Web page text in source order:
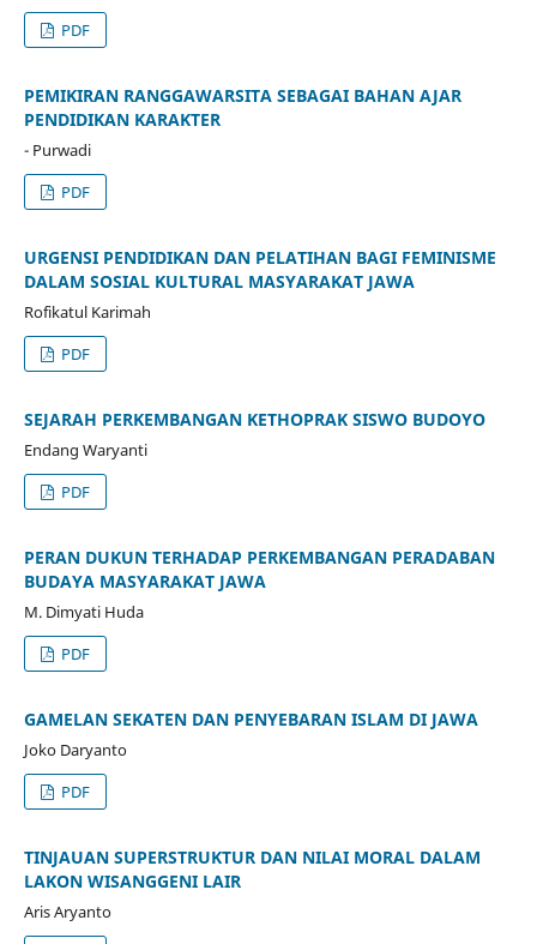
PDF
PEMIKIRAN RANGGAWARSITA SEBAGAI BAHAN AJAR
PENDIDIKAN KARAKTER
- Purwadi
PDF
URGENSI PENDIDIKAN DAN PELATIHAN BAGI FEMINISME
DALAM SOSIAL KULTURAL MASYARAKAT JAWA
Rofikatul Karimah
PDF
SEJARAH PERKEMBANGAN KETHOPRAK SISWO BUDOYO
Endang Waryanti
PDF
PERAN DUKUN TERHADAP PERKEMBANGAN PERADABAN
BUDAYA MASYARAKAT JAWA
M. Dimyati Huda
PDF
GAMELAN SEKATEN DAN PENYEBARAN ISLAM DI JAWA
Joko Daryanto
PDF
TINJAUAN SUPERSTRUKTUR DAN NILAI MORAL DALAM
LAKON WISANGGENI LAIR
Aris Aryanto